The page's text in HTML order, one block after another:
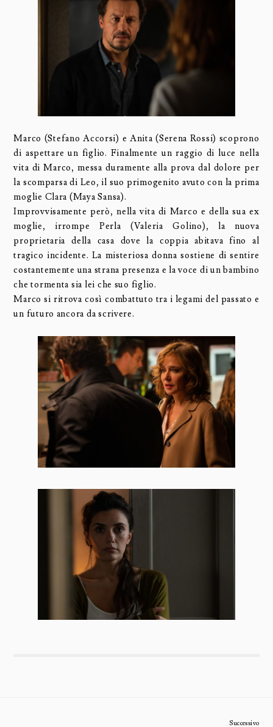
Marco (Stefano Accorsi) e Anita (Serena Rossi) scoprono
di aspettare un figlio. Finalmente un raggio di luce nella
vita di Marco, messa duramente alla prova dal dolore per
la scomparsa di Leo, il suo primogenito avuto con la prima
moglie Clara (Maya Sansa).
Improvvisamente però, nella vita di Marco e della sua ex
moglie, irrompe Perla (Valeria Golino), la nuova
proprietaria della casa dove la coppia abitava fino al
tragico incidente. La misteriosa donna sostiene di sentire
costantemente una strana presenza e la voce di un bambino
che tormenta sia lei che suo figlio.
Marco si ritrova così combattuto tra i legami del passato e
un futuro ancora da scrivere.